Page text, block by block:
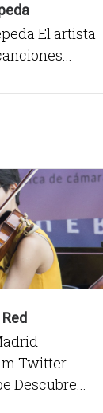
El artista
Twitter
Descubre...